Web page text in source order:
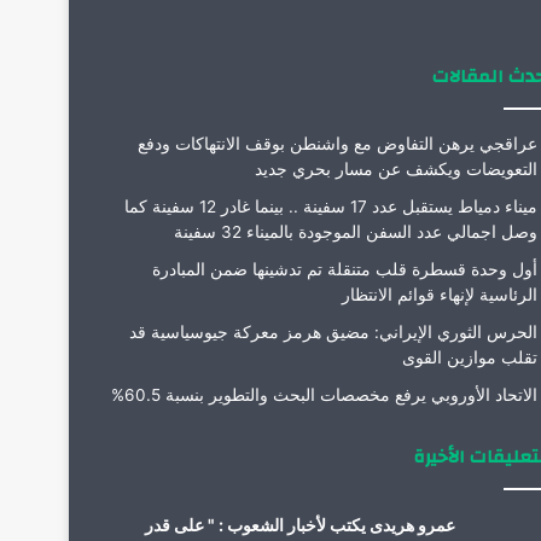
المقالات
عراقجي يرهن التفاوض مع واشنطن بوقف الانتهاكات ودفع
التعويضات ويكشف عن مسار بحري جديد
ميناء دمياط يستقبل عدد 17 سفينة .. بينما غادر 12 سفينة كما
وصل اجمالي عدد السفن الموجودة بالميناء 32 سفينة
أول وحدة قسطرة قلب متنقلة تم تدشينها ضمن المبادرة
الرئاسية لإنهاء قوائم الانتظار
الحرس الثوري الإيراني: مضيق هرمز معركة جيوسياسية قد
تقلب موازين القوى
الاتحاد الأوروبي يرفع مخصصات البحث والتطوير بنسبة 60.5%
الأخيرة
عمرو هريدى يكتب لأخبار الشعوب : " على قدر